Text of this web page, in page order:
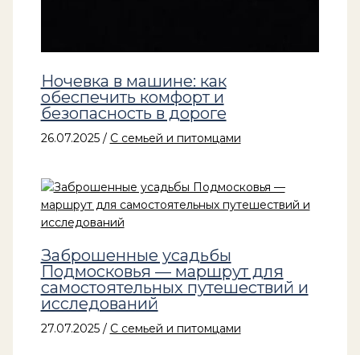
Ночевка в машине: как
обеспечить комфорт и
безопасность в дороге
26.07.2025 / С семьей и питомцами
Заброшенные усадьбы
Подмосковья — маршрут для
самостоятельных путешествий и
исследований
27.07.2025 / С семьей и питомцами